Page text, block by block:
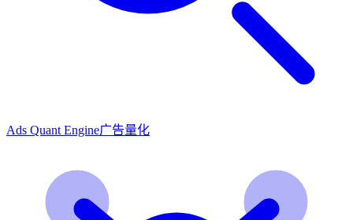
Ads Quant Engine广告量化